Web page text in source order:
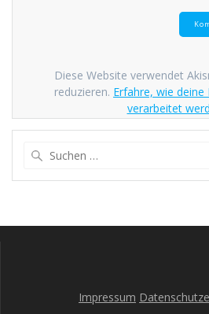
Diese Website verwendet
reduzieren. Erfahre, wie
verarbeitet
Impressum